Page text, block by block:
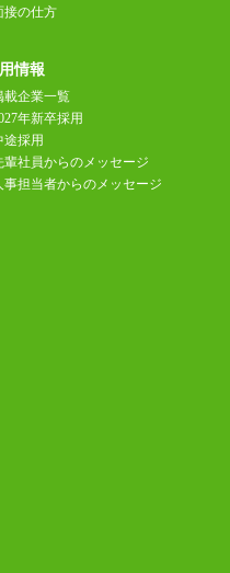
接の仕方
情報
載企業一覧
年新卒採用
途採用
輩社員からのメッセージ
事担当者からのメッセージ